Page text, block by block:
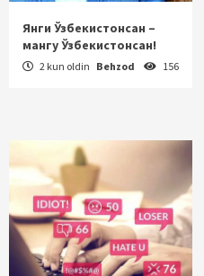
Янги Ўзбекистонсан –
мангу Ўзбекистонсан!
2 kun oldin Behzod 156